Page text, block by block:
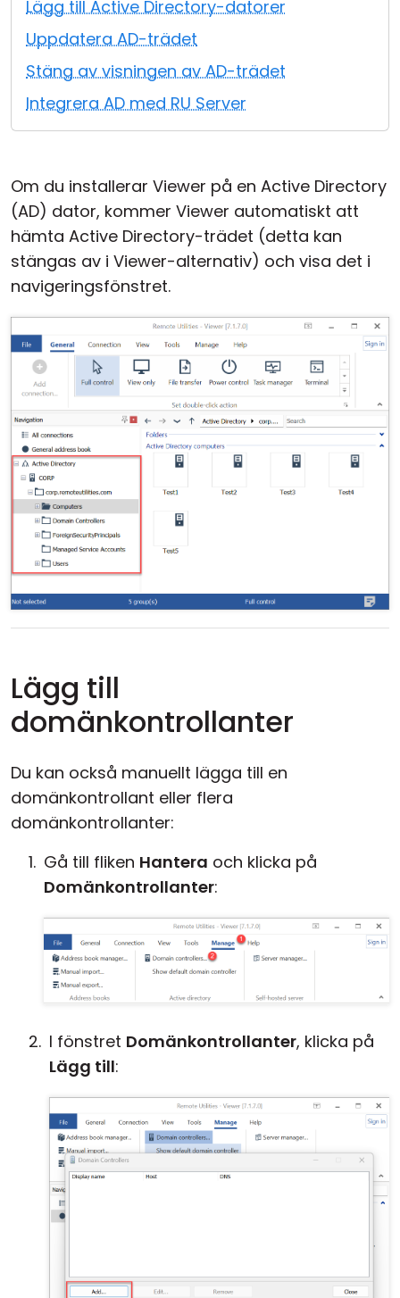
Lägg till Active Directory-datorer
Uppdatera AD-trädet
Stäng av visningen av AD-trädet
Integrera AD med RU Server
Om du installerar Viewer på en Active Directory
(AD) dator, kommer Viewer automatiskt att
hämta Active Directory-trädet (detta kan
stängas av i Viewer-alternativ) och visa det i
navigeringsfönstret.
Lägg till
domänkontrollanter
Du kan också manuellt lägga till en
domänkontrollant eller flera
domänkontrollanter:
Gå till fliken Hantera och klicka på
Domänkontrollanter:
I fönstret Domänkontrollanter, klicka på
Lägg till:
Moln & Lokal installation